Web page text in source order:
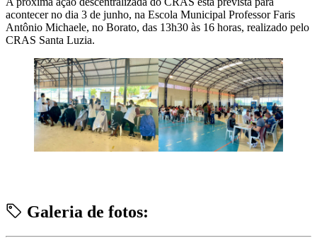
acontecer no dia 3 de junho, na Escola Municipal Professor Faris
Antônio Michaele, no Borato, das 13h30 às 16 horas, realizado pelo
CRAS Santa Luzia.
Galeria de fotos: